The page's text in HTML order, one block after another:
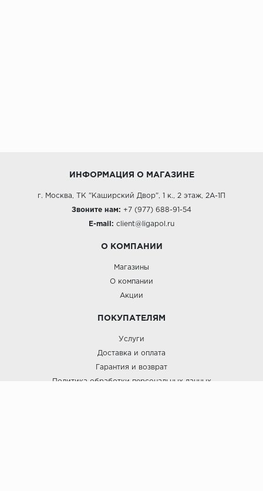
ИНФОРМАЦИЯ О МАГАЗИНЕ
г. Москва, ТК "Каширский Двор", 1 к., 2 этаж, 2А-1П
Звоните нам: +7 (977) 688-91-54
E-mail: client@ligapol.ru
О КОМПАНИИ
Магазины
О компании
Акции
ПОКУПАТЕЛЯМ
Услуги
Доставка и оплата
Гарантия и возврат
Политика обработки персональных данных